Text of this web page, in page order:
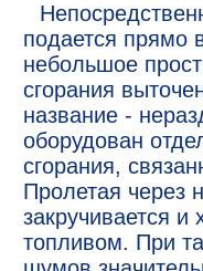
подается прямо
небольшое
сгорания
название -
оборудован
сгорания,
Пролетая через
закручивается
топливом. При